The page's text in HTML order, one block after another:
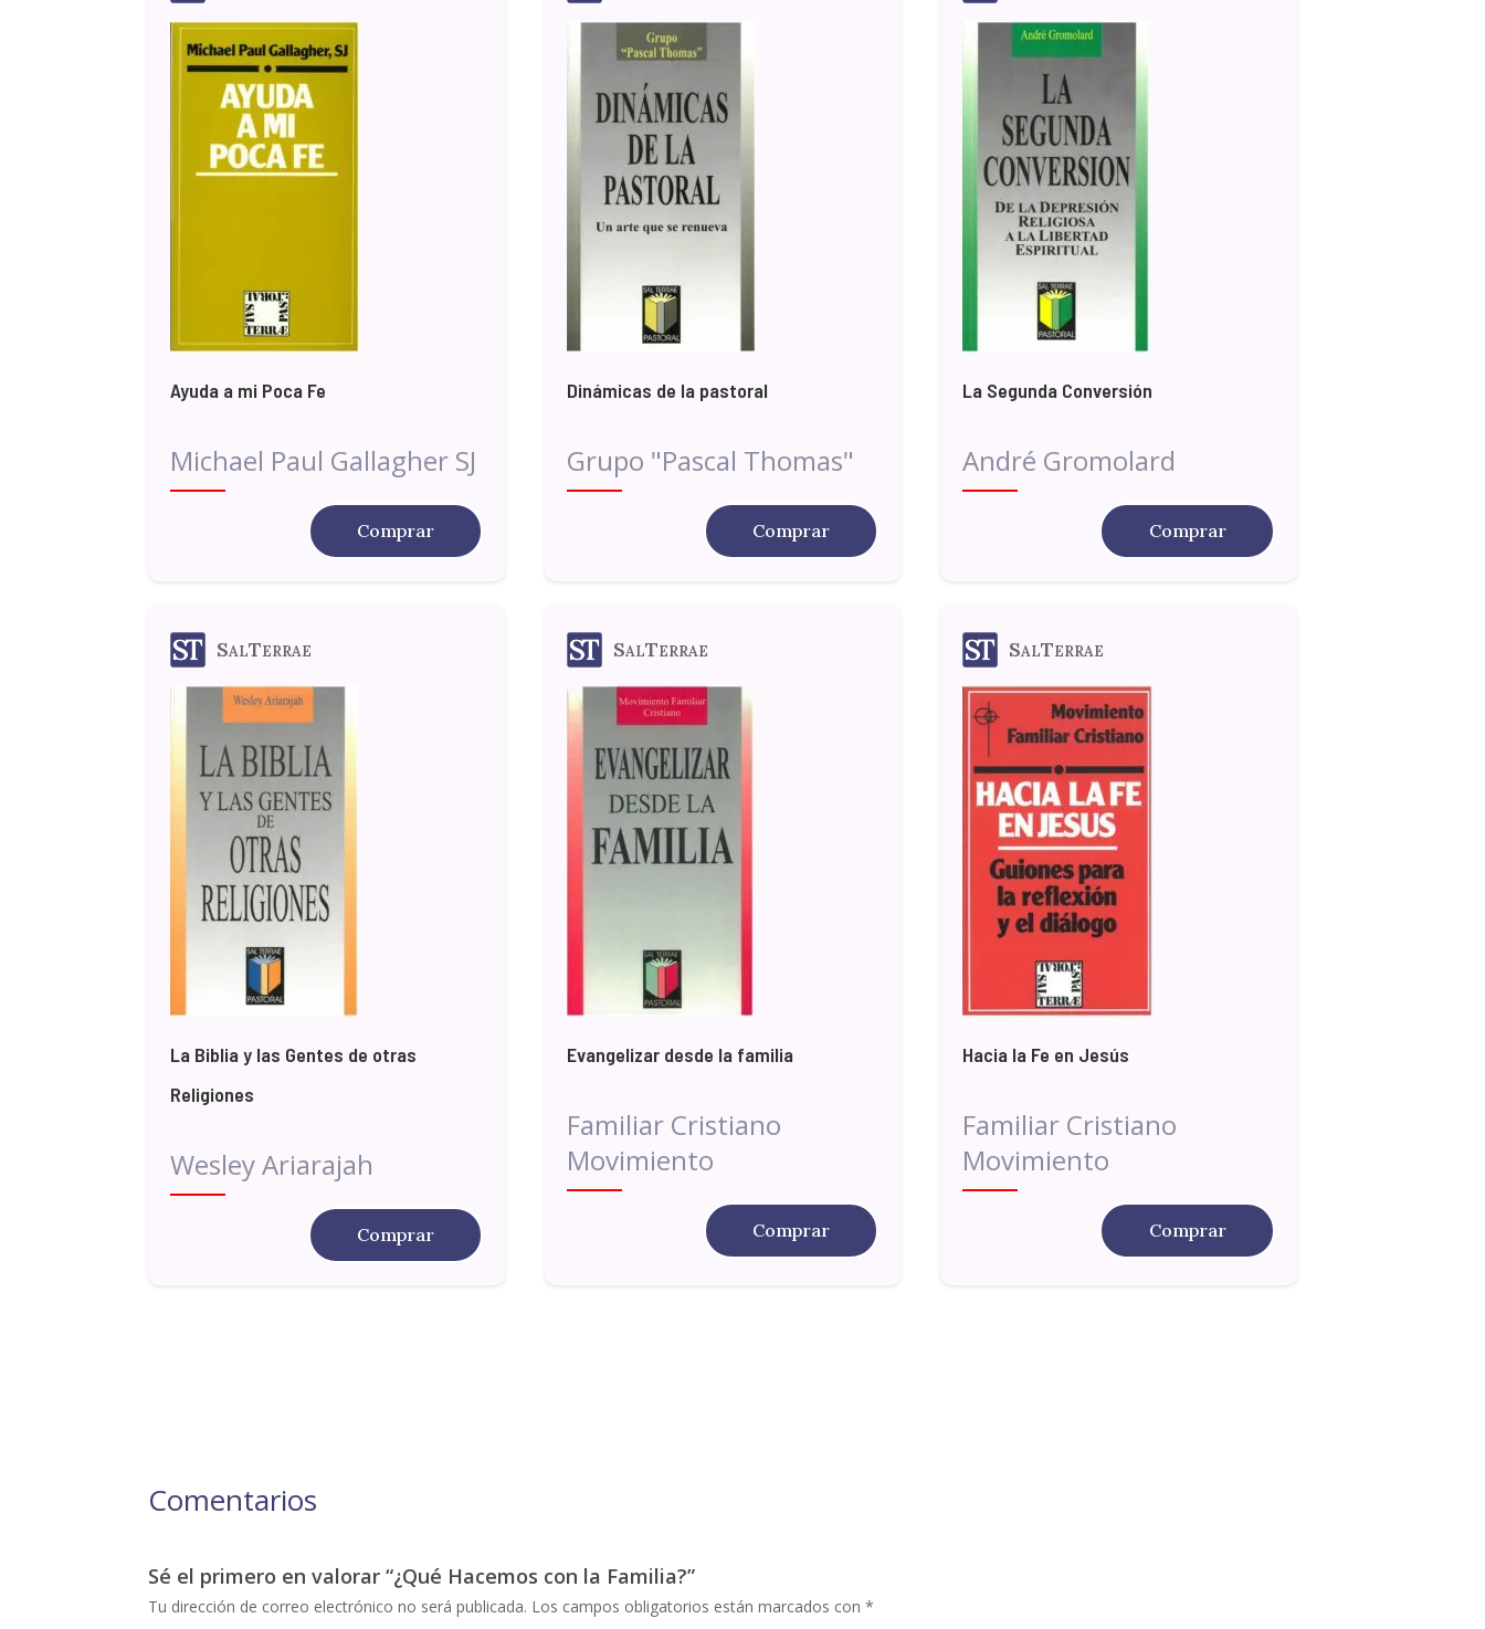
Ayuda a mi Poca Fe
Michael Paul Gallagher SJ
Comprar
Dinámicas de la pastoral
Grupo "Pascal Thomas"
Comprar
La Segunda Conversión
André Gromolard
Comprar
SalTerrae
La Biblia y las Gentes de otras
Religiones
Wesley Ariarajah
Comprar
SalTerrae
Evangelizar desde la familia
Familiar Cristiano
Movimiento
Comprar
SalTerrae
Hacia la Fe en Jesús
Familiar Cristiano
Movimiento
Comprar
Comentarios
Sé el primero en valorar “¿Qué Hacemos con la Familia?”
Tu dirección de correo electrónico no será publicada. Los campos obligatorios están marcados con*